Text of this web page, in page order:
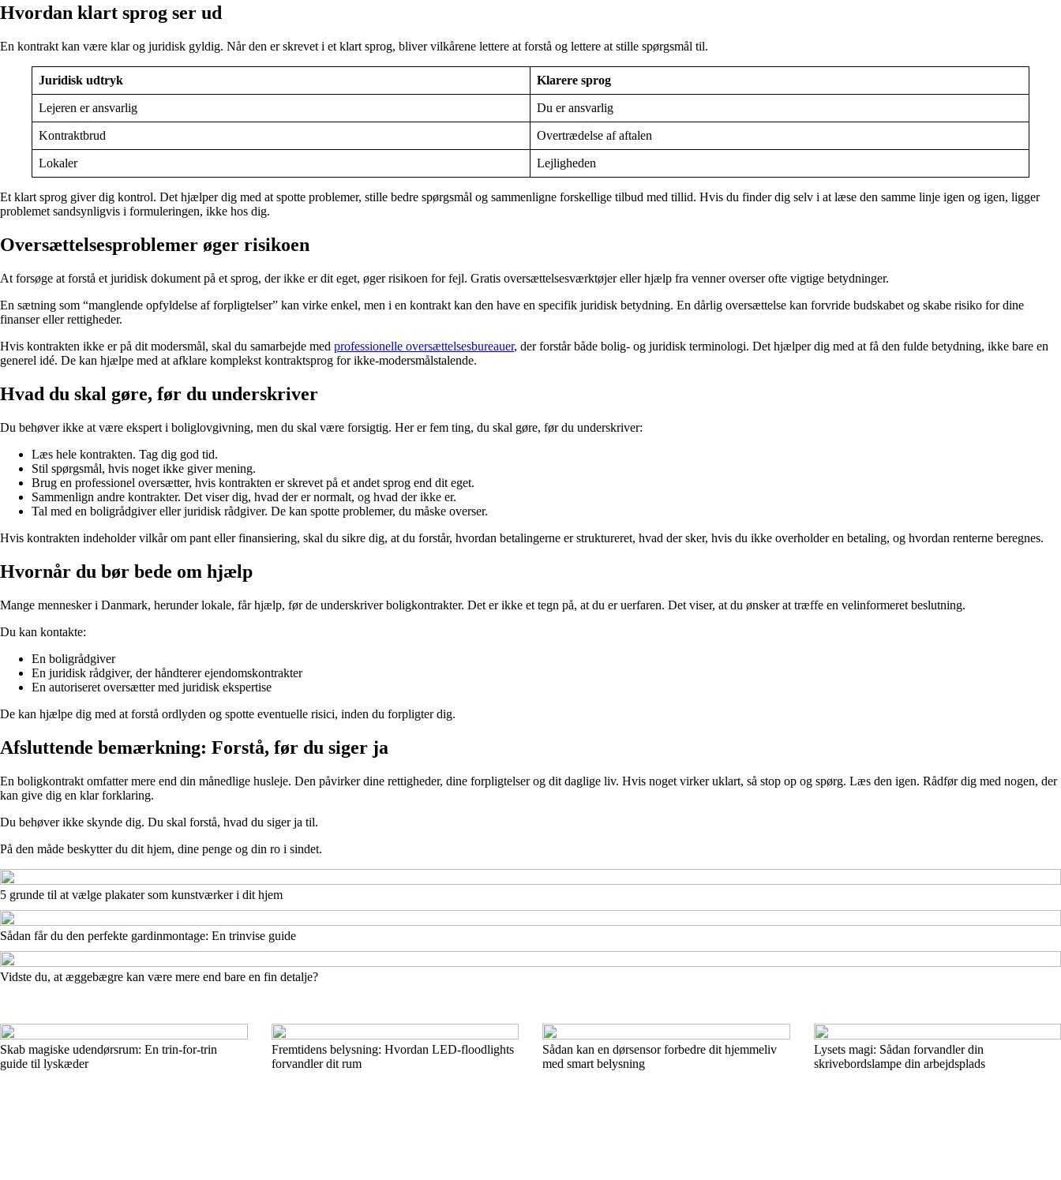
Hvordan klart sprog ser ud
En kontrakt kan være klar og juridisk gyldig. Når den er skrevet i et klart sprog, bliver vilkårene lettere at forstå og lettere at stille spørgsmål til.
Juridisk udtryk Klarere sprog
Lejeren er ansvarlig Du er ansvarlig
Kontraktbrud Overtrædelse af aftalen
Lokaler Lejligheden
Et klart sprog giver dig kontrol. Det hjælper dig med at spotte problemer, stille bedre spørgsmål og sammenligne forskellige tilbud med tillid. Hvis du finder dig selv i at læse den samme linje igen og igen, ligger
problemet sandsynligvis i formuleringen, ikke hos dig.
Oversættelsesproblemer øger risikoen
At forsøge at forstå et juridisk dokument på et sprog, der ikke er dit eget, øger risikoen for fejl. Gratis oversættelsesværktøjer eller hjælp fra venner overser ofte vigtige betydninger.
En sætning som “manglende opfyldelse af forpligtelser” kan virke enkel, men i en kontrakt kan den have en specifik juridisk betydning. En dårlig oversættelse kan forvride budskabet og skabe risiko for dine
finanser eller rettigheder.
Hvis kontrakten ikke er på dit modersmål, skal du samarbejde med professionelle oversættelsesbureauer, der forstår både bolig- og juridisk terminologi. Det hjælper dig med at få den fulde betydning, ikke bare en
generel idé. De kan hjælpe med at afklare komplekst kontraktsprog for ikke-modersmålstalende.
Hvad du skal gøre, før du underskriver
Du behøver ikke at være ekspert i boliglovgivning, men du skal være forsigtig. Her er fem ting, du skal gøre, før du underskriver:
Læs hele kontrakten. Tag dig god tid.
Stil spørgsmål, hvis noget ikke giver mening.
Brug en professionel oversætter, hvis kontrakten er skrevet på et andet sprog end dit eget.
Sammenlign andre kontrakter. Det viser dig, hvad der er normalt, og hvad der ikke er.
Tal med en boligrådgiver eller juridisk rådgiver. De kan spotte problemer, du måske overser.
Hvis kontrakten indeholder vilkår om pant eller finansiering, skal du sikre dig, at du forstår, hvordan betalingerne er struktureret, hvad der sker, hvis du ikke overholder en betaling, og hvordan renterne beregnes.
Hvornår du bør bede om hjælp
Mange mennesker i Danmark, herunder lokale, får hjælp, før de underskriver boligkontrakter. Det er ikke et tegn på, at du er uerfaren. Det viser, at du ønsker at træffe en velinformeret beslutning.
Du kan kontakte:
En boligrådgiver
En juridisk rådgiver, der håndterer ejendomskontrakter
En autoriseret oversætter med juridisk ekspertise
De kan hjælpe dig med at forstå ordlyden og spotte eventuelle risici, inden du forpligter dig.
Afsluttende bemærkning: Forstå, før du siger ja
En boligkontrakt omfatter mere end din månedlige husleje. Den påvirker dine rettigheder, dine forpligtelser og dit daglige liv. Hvis noget virker uklart, så stop op og spørg. Læs den igen. Rådfør dig med nogen, der
kan give dig en klar forklaring.
Du behøver ikke skynde dig. Du skal forstå, hvad du siger ja til.
På den måde beskytter du dit hjem, dine penge og din ro i sindet.
5 grunde til at vælge plakater som kunstværker i dit hjem
Sådan får du den perfekte gardinmontage: En trinvise guide
Vidste du, at æggebægre kan være mere end bare en fin detalje?
Skab magiske udendørsrum: En trin-for-trin
guide til lyskæder
Fremtidens belysning: Hvordan LED-floodlights
forvandler dit rum
Sådan kan en dørsensor forbedre dit hjemmeliv
med smart belysning
Lysets magi: Sådan forvandler din
skrivebordslampe din arbejdsplads